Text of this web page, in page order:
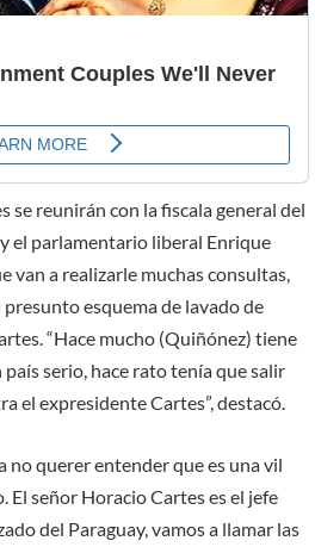
se reunirán con la fiscala general del
el parlamentario liberal Enrique
van a realizarle muchas consultas,
esquema de lavado de
“Hace mucho (Quiñónez) tiene
país serio, hace rato tenía que salir
el expresidente Cartes”, destacó.
no querer entender que es una vil
El señor Horacio Cartes es el jefe
del Paraguay, vamos a llamar las